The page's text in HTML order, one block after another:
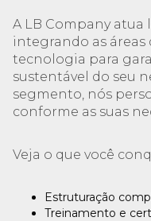
A LB Company atua
integrando as áreas
tecnologia para
sustentável do seu
segmento, nós
conforme as suas
Veja o que você
Estruturação
Treinamento e